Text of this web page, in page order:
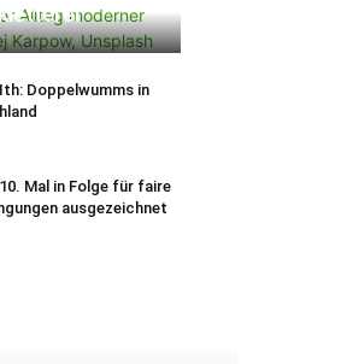
Doppelwumms in
Mal in Folge für faire
ausgezeichnet